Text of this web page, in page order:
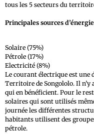
tous les 5 secteurs du
Principales sources d’énergie
Solaire (75%)
Pétrole (17%)
Electricité (8%)
Le courant électrique est une
Territoire de Songololo. Il n’y
qui en bénéficient. Pour le
solaires qui sont utilisés
journée les différentes
habitants utilisent des
pétrole.